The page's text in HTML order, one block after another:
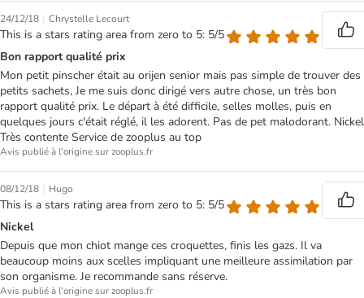
24/12/18 | Chrystelle Lecourt
This is a stars rating area from zero to 5: 5/5
Bon rapport qualité prix
Mon petit pinscher était au orijen senior mais pas simple de trouver des
petits sachets, Je me suis donc dirigé vers autre chose, un très bon
rapport qualité prix. Le départ à été difficile, selles molles, puis en
quelques jours c'était réglé, il les adorent. Pas de pet malodorant. Nickel
Très contente Service de zooplus au top
Avis publié à l'origine sur zooplus.fr
08/12/18 | Hugo
This is a stars rating area from zero to 5: 5/5
Nickel
Depuis que mon chiot mange ces croquettes, finis les gazs. Il va
beaucoup moins aux scelles impliquant une meilleure assimilation par
son organisme. Je recommande sans réserve.
Avis publié à l'origine sur zooplus.fr